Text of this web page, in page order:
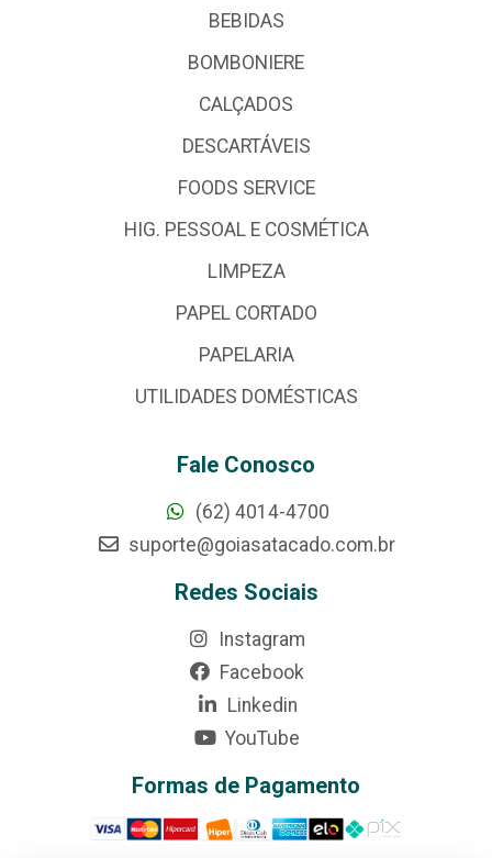
BEBIDAS
BOMBONIERE
CALÇADOS
DESCARTÁVEIS
FOODS SERVICE
HIG. PESSOAL E COSMÉTICA
LIMPEZA
PAPEL CORTADO
PAPELARIA
UTILIDADES DOMÉSTICAS
Fale Conosco
(62) 4014-4700
suporte@goiasatacado.com.br
Redes Sociais
Instagram
Facebook
Linkedin
YouTube
Formas de Pagamento